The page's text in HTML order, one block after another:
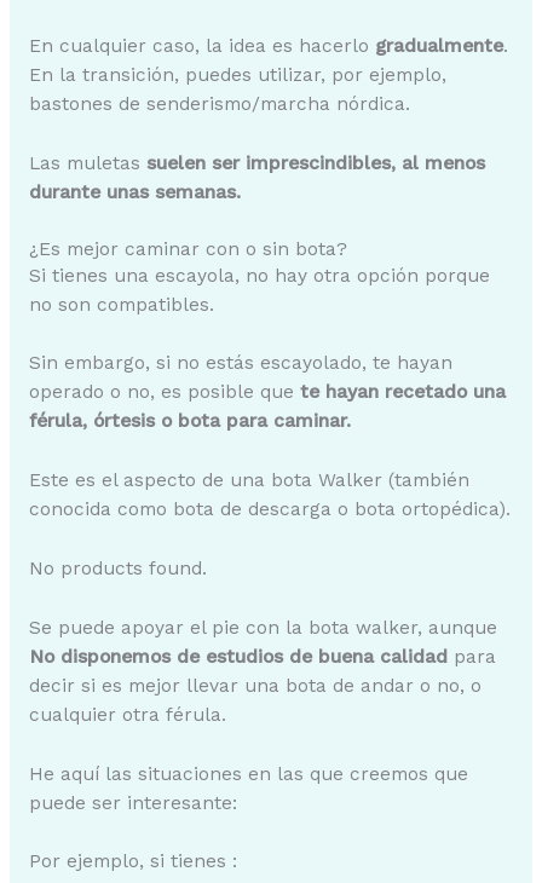
En cualquier caso, la idea es hacerlo gradualmente.
En la transición, puedes utilizar, por ejemplo,
bastones de senderismo/marcha nórdica.
Las muletas suelen ser imprescindibles, al menos
durante unas semanas.
¿Es mejor caminar con o sin bota?
Si tienes una escayola, no hay otra opción porque
no son compatibles.
Sin embargo, si no estás escayolado, te hayan
operado o no, es posible que te hayan recetado una
férula, órtesis o bota para caminar.
Este es el aspecto de una bota Walker (también
conocida como bota de descarga o bota ortopédica).
No products found.
Se puede apoyar el pie con la bota walker, aunque
No disponemos de estudios de buena calidad para
decir si es mejor llevar una bota de andar o no, o
cualquier otra férula.
He aquí las situaciones en las que creemos que
puede ser interesante:
Por ejemplo, si tienes :